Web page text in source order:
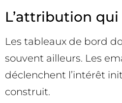
L’attribution
Les tableaux de bord
souvent ailleurs. Les
déclenchent l’intérêt
construit.